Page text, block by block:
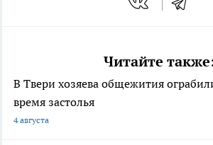
Читайте
В Твери хозяева общежития
время застолья
4 августа